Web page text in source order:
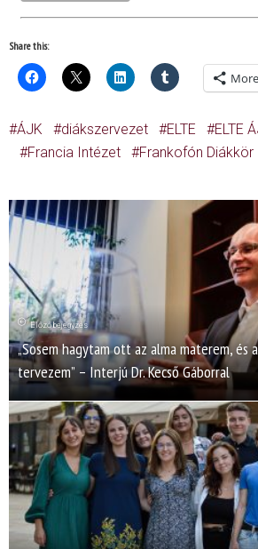
Share this:
More
ÁJK diákszervezet ELTE ELTE
Francia Intézet
Frankofón Diákkör
Előző bejegyzés
„Sosem hagytam ott az alma materem, és
tervezem” – Interjú Dr. Kecső Gáborral